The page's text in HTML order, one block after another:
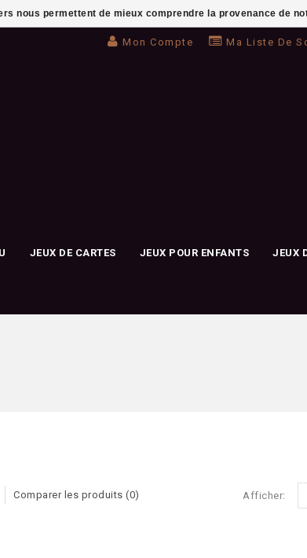
Mon Compte Ma Liste De
JEUX DE CARTES JEUX POUR ENFANTS JEUX
Comparer les produits (0) Afficher:
nous permettent de mieux comprendre la provenance de